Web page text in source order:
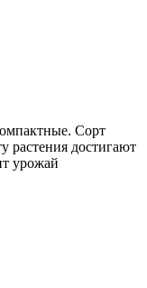
Сорт
растения достигают
урожай